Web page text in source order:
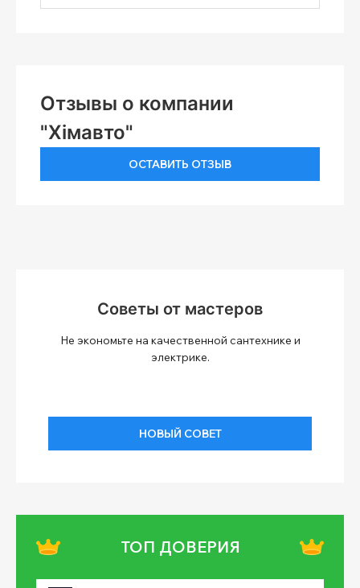
Отзывы о компании
"Хімавто"
ОСТАВИТЬ ОТЗЫВ
Советы от мастеров
Не экономьте на качественной сантехнике и
электрике.
НОВЫЙ СОВЕТ
ТОП ДОВЕРИЯ